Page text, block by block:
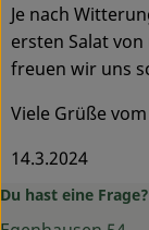
Je nach
ersten Salat
freuen wir uns
Viele Grüße
14.3.2024
Du hast eine